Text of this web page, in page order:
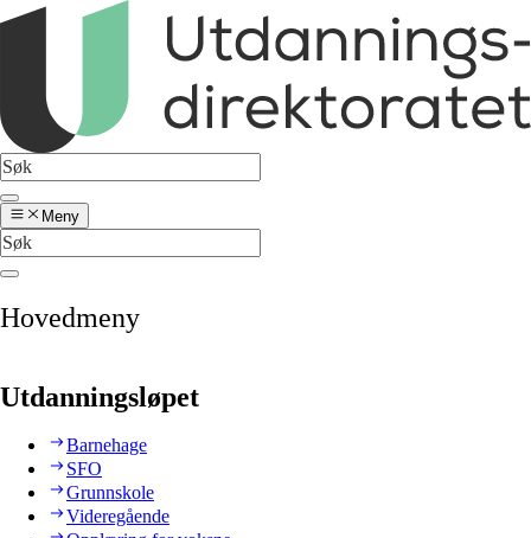
Meny
Hovedmeny
Utdanningsløpet
Barnehage
SFO
Grunnskole
Videregående